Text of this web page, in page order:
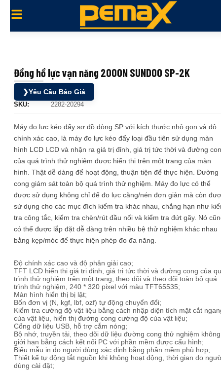
Đồng hồ lực vạn năng 2000N SUNDOO SP-2K
❯Yêu Cầu Báo Giá
SKU: 2282-20294
Máy đo lực kéo đẩy sơ đồ dòng SP với kích thước nhỏ gọn và độ
chính xác cao, là máy đo lực kéo đẩy loại đầu tiên sử dụng màn
hình LCD LCD và nhận ra giá trị đỉnh, giá trị tức thời và đường
của quá trình thử nghiệm được hiển thị trên một trang của màn
hình. Thật dễ dàng để hoạt động, thuận tiện để thực hiện. Đường
cong giám sát toàn bộ quá trình thử nghiệm. Máy đo lực có thể
được sử dụng không chỉ để đo lực căng/nén đơn giản mà còn
sử dụng cho các mục đích kiểm tra khác nhau, chẳng hạn như
tra công tắc, kiểm tra chèn/rút đầu nối và kiểm tra đứt gãy. Nó
có thể được lắp đặt dễ dàng trên nhiều bệ thử nghiệm khác nhau
bằng kẹp/móc để thực hiện phép đo đa năng.
Độ chính xác cao và độ phân giải cao;
TFT LCD hiển thị giá trị đỉnh, giá trị tức thời và đường cong của
trình thử nghiệm trên một trang, theo dõi và theo dõi toàn bộ quá
trình thử nghiệm, 240 * 320 pixel với màu TFT65535;
Màn hình hiển thị bị lật;
Bốn đơn vị (N, kgf, lbf, ozf) tự động chuyển đổi;
Kiểm tra cường độ vật liệu bằng cách nhập diện tích mặt cắt
của vật liệu, hiển thị đường cong cường độ của vật liệu;
Cổng dữ liệu USB, hỗ trợ cắm nóng;
Bộ nhớ, truyền tải, theo dõi dữ liệu đường cong thử nghiệm không
giới hạn bằng cách kết nối PC với phần mềm được cấu hình;
Biểu mẫu in do người dùng xác định bằng phần mềm phù hợp;
Thiết kế tự động tắt nguồn khi không hoạt động, thời gian do
dùng cài đặt;